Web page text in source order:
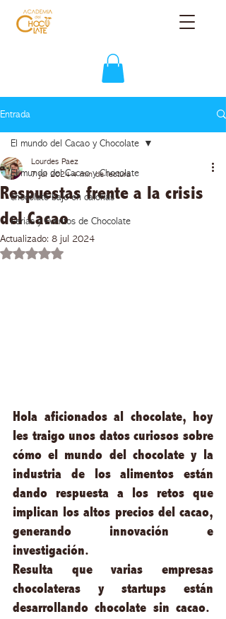
Entrada
El mundo del Cacao y Chocolate
chocolate bajo en calorias
Ferias y Eventos de Chocolate
El mundo del Cacao y Chocolate
Respuestas frente a la crisis
del Cacao
Lourdes Paez
7 jul 2024 4 min de lectura
Actualizado: 8 jul 2024
Obtuvo NaN de 5 estrellas.
Hola aficionados al chocolate, hoy
les traigo unos datos curiosos sobre
cómo el mundo del chocolate y la
industria de los alimentos están
dando respuesta a los retos que
implican los altos precios del cacao,
generando innovación e
investigación.
Resulta que varias empresas
chocolateras y startups están
desarrollando chocolate sin cacao.